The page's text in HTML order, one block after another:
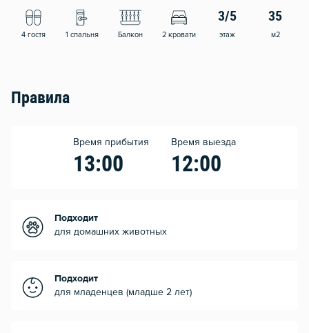
4 гостя 1 спальня Балкон 2 кровати
3/5
этаж
35
м2
Правила
Время прибытия
13:00
Время выезда
12:00
Подходит
для домашних животных
Подходит
для младенцев (младше 2 лет)